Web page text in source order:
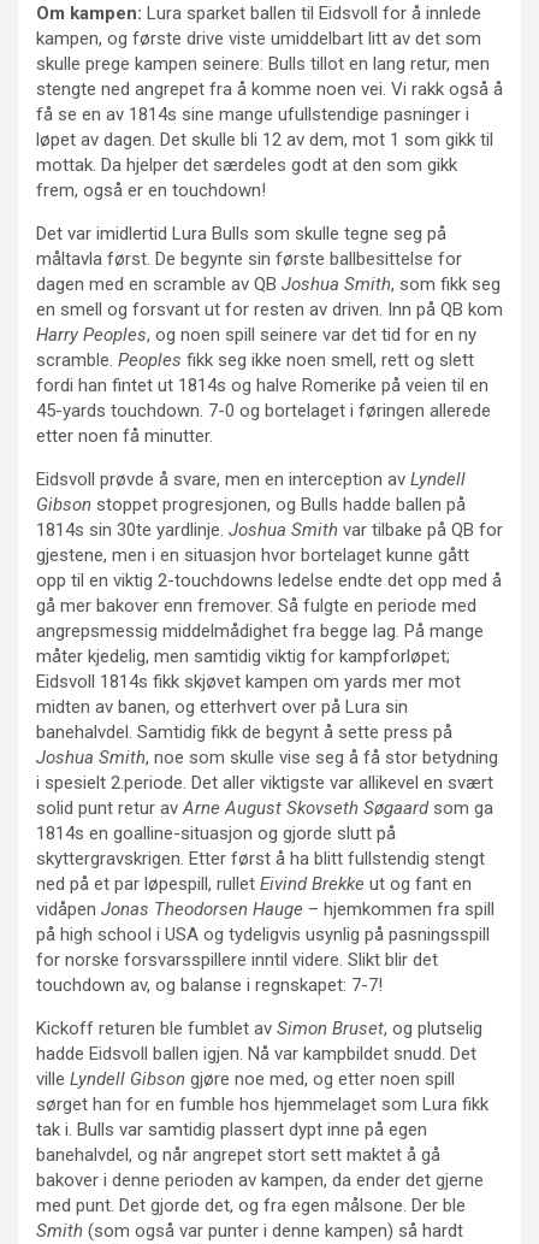
Om kampen: Lura sparket ballen til Eidsvoll for å innlede
kampen, og første drive viste umiddelbart litt av det som
skulle prege kampen seinere: Bulls tillot en lang retur, men
stengte ned angrepet fra å komme noen vei. Vi rakk også å
få se en av 1814s sine mange ufullstendige pasninger i
løpet av dagen. Det skulle bli 12 av dem, mot 1 som gikk til
mottak. Da hjelper det særdeles godt at den som gikk
frem, også er en touchdown!
Det var imidlertid Lura Bulls som skulle tegne seg på
måltavla først. De begynte sin første ballbesittelse for
dagen med en scramble av QB Joshua Smith, som fikk seg
en smell og forsvant ut for resten av driven. Inn på QB kom
Harry Peoples, og noen spill seinere var det tid for en ny
scramble. Peoples fikk seg ikke noen smell, rett og slett
fordi han fintet ut 1814s og halve Romerike på veien til en
45-yards touchdown. 7-0 og bortelaget i føringen allerede
etter noen få minutter.
Eidsvoll prøvde å svare, men en interception av Lyndell
Gibson stoppet progresjonen, og Bulls hadde ballen på
1814s sin 30te yardlinje. Joshua Smith var tilbake på QB for
gjestene, men i en situasjon hvor bortelaget kunne gått
opp til en viktig 2-touchdowns ledelse endte det opp med å
gå mer bakover enn fremover. Så fulgte en periode med
angrepsmessig middelmådighet fra begge lag. På mange
måter kjedelig, men samtidig viktig for kampforløpet;
Eidsvoll 1814s fikk skjøvet kampen om yards mer mot
midten av banen, og etterhvert over på Lura sin
banehalvdel. Samtidig fikk de begynt å sette press på
Joshua Smith, noe som skulle vise seg å få stor betydning
i spesielt 2.periode. Det aller viktigste var allikevel en svært
solid punt retur avArne August Skovseth Søgaardsom ga
1814s en goalline-situasjon og gjorde slutt på
skyttergravskrigen. Etter først å ha blitt fullstendig stengt
ned på et par løpespill, rullet Eivind Brekke ut og fant en
vidåpen Jonas Theodorsen Hauge – hjemkommen fra spill
på high school i USA og tydeligvis usynlig på pasningsspill
for norske forsvarsspillere inntil videre. Slikt blir det
touchdown av, og balanse i regnskapet: 7-7!
Kickoff returen ble fumblet av Simon Bruset, og plutselig
hadde Eidsvoll ballen igjen. Nå var kampbildet snudd. Det
ville Lyndell Gibson gjøre noe med, og etter noen spill
sørget han for en fumble hos hjemmelaget som Lura fikk
tak i. Bulls var samtidig plassert dypt inne på egen
banehalvdel, og når angrepet stort sett maktet å gå
bakover i denne perioden av kampen, da ender det gjerne
med punt. Det gjorde det, og fra egen målsone. Der ble
Smith (som også var punter i denne kampen) så hardt